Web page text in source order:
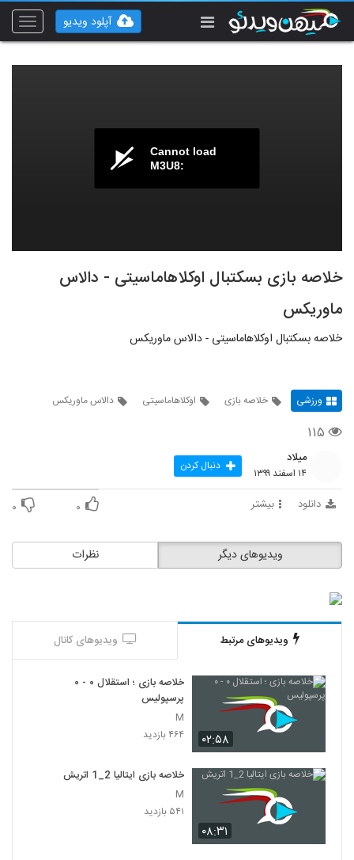
Toggle
آپلود ویدیو
Cannot load
M3U8:
خلاصه بازی بسکتبال اوکلاهاماسیتی - دالاس
ماوریکس
خلاصه بسکتبال اوکلاهاماسیتی - دالاس ماوریکس
ورزشی خلاصه بازی اوکلاهاماسیتی دالاس ماوریکس
۱۱۵
میلاد
۱۴ اسفند ۱۳۹۹ دنبال کردن
دانلود بیشتر ۰ ۰
نظرات ویدیوهای دیگر
ویدیوهای مرتبط ویدیوهای کانال
۰۲:۵۸
خلاصه بازی ؛ استقلال ۰ - ۰
پرسپولیس
M
۴۶۴ بازدید
۰۸:۳۱
خلاصه بازی ایتالیا 2_1 اتريش
M
۵۴۱ بازدید